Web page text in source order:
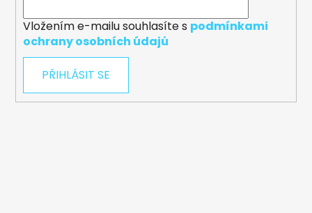
Vložením e-mailu souhlasíte s podmínkami
ochrany osobních údajů
PŘIHLÁSIT SE